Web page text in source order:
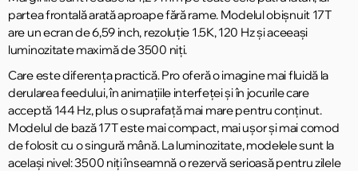
partea frontală arată aproape fără rame. Modelul obișnuit 17T
are un ecran de 6,59 inch, rezoluție 1.5K, 120 Hz și aceeași
luminozitate maximă de 3500 niți.
Care este diferența practică. Pro oferă o imagine mai fluidă la
derularea feedului, în animațiile interfeței și în jocurile care
acceptă 144 Hz, plus o suprafață mai mare pentru conținut.
Modelul de bază 17T este mai compact, mai ușor și mai comod
de folosit cu o singură mână. La luminozitate, modelele sunt la
același nivel: 3500 niți înseamnă o rezervă serioasă pentru zilele